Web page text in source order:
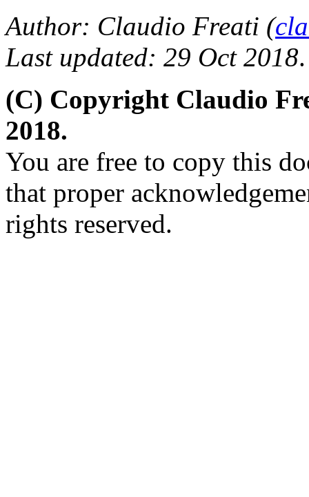
Author: Claudio Freati (
Last updated: 29 Oct 2018.
(C) Copyright Claudio
2018.
You are free to copy this
that proper
rights reserved.